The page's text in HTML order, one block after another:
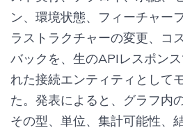
ン、環境状態、フィーチャー
ラストラクチャーの変更、コ
バックを、生のAPIレスポン
れた接続エンティティとして
た。発表によると、グラフ内
その型、単位、集計可能性、